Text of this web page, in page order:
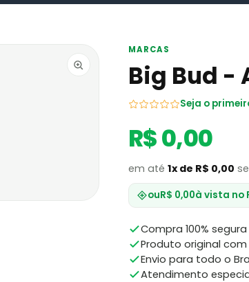
MARCAS
Big Bud -
Seja o
R$ 0,00
em até 1x de R$ 0,00
ouR$ 0,00à vista no
Compra 100%
Produto original
Envio para todo o
Atendimento